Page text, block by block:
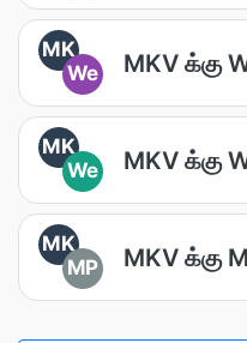
MK
We
MKV க்கு
MK
We
MKV க்கு
MK
MP
MKV க்கு